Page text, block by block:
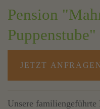
Pension
Puppenstube"
JETZT
Unsere familiengeführte